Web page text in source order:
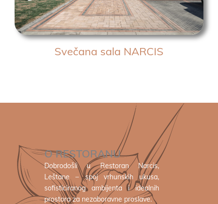
Svečana sala NARCIS
O RESTORANU
Dobrodošli u Restoran Narcis,
Leštane – spoj vrhunskih ukusa,
sofisticiranog ambijenta i idealnih
prostora za nezaboravne proslave.